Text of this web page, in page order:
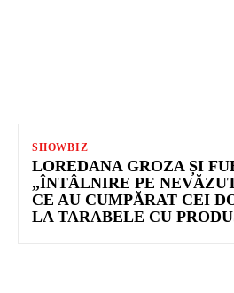
SHOWBIZ
LOREDANA GROZA ȘI
„ÎNTÂLNIRE PE
CE AU CUMPĂRAT CEI
LA TARABELE CU